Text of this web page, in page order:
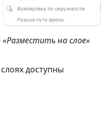
на слое»
доступны